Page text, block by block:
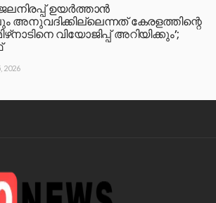
ഉയര്‍ത്താന്‍
കേരളത്തിന്റെ
വിയോജിപ്പ് അറിയിക്കും’;
2026